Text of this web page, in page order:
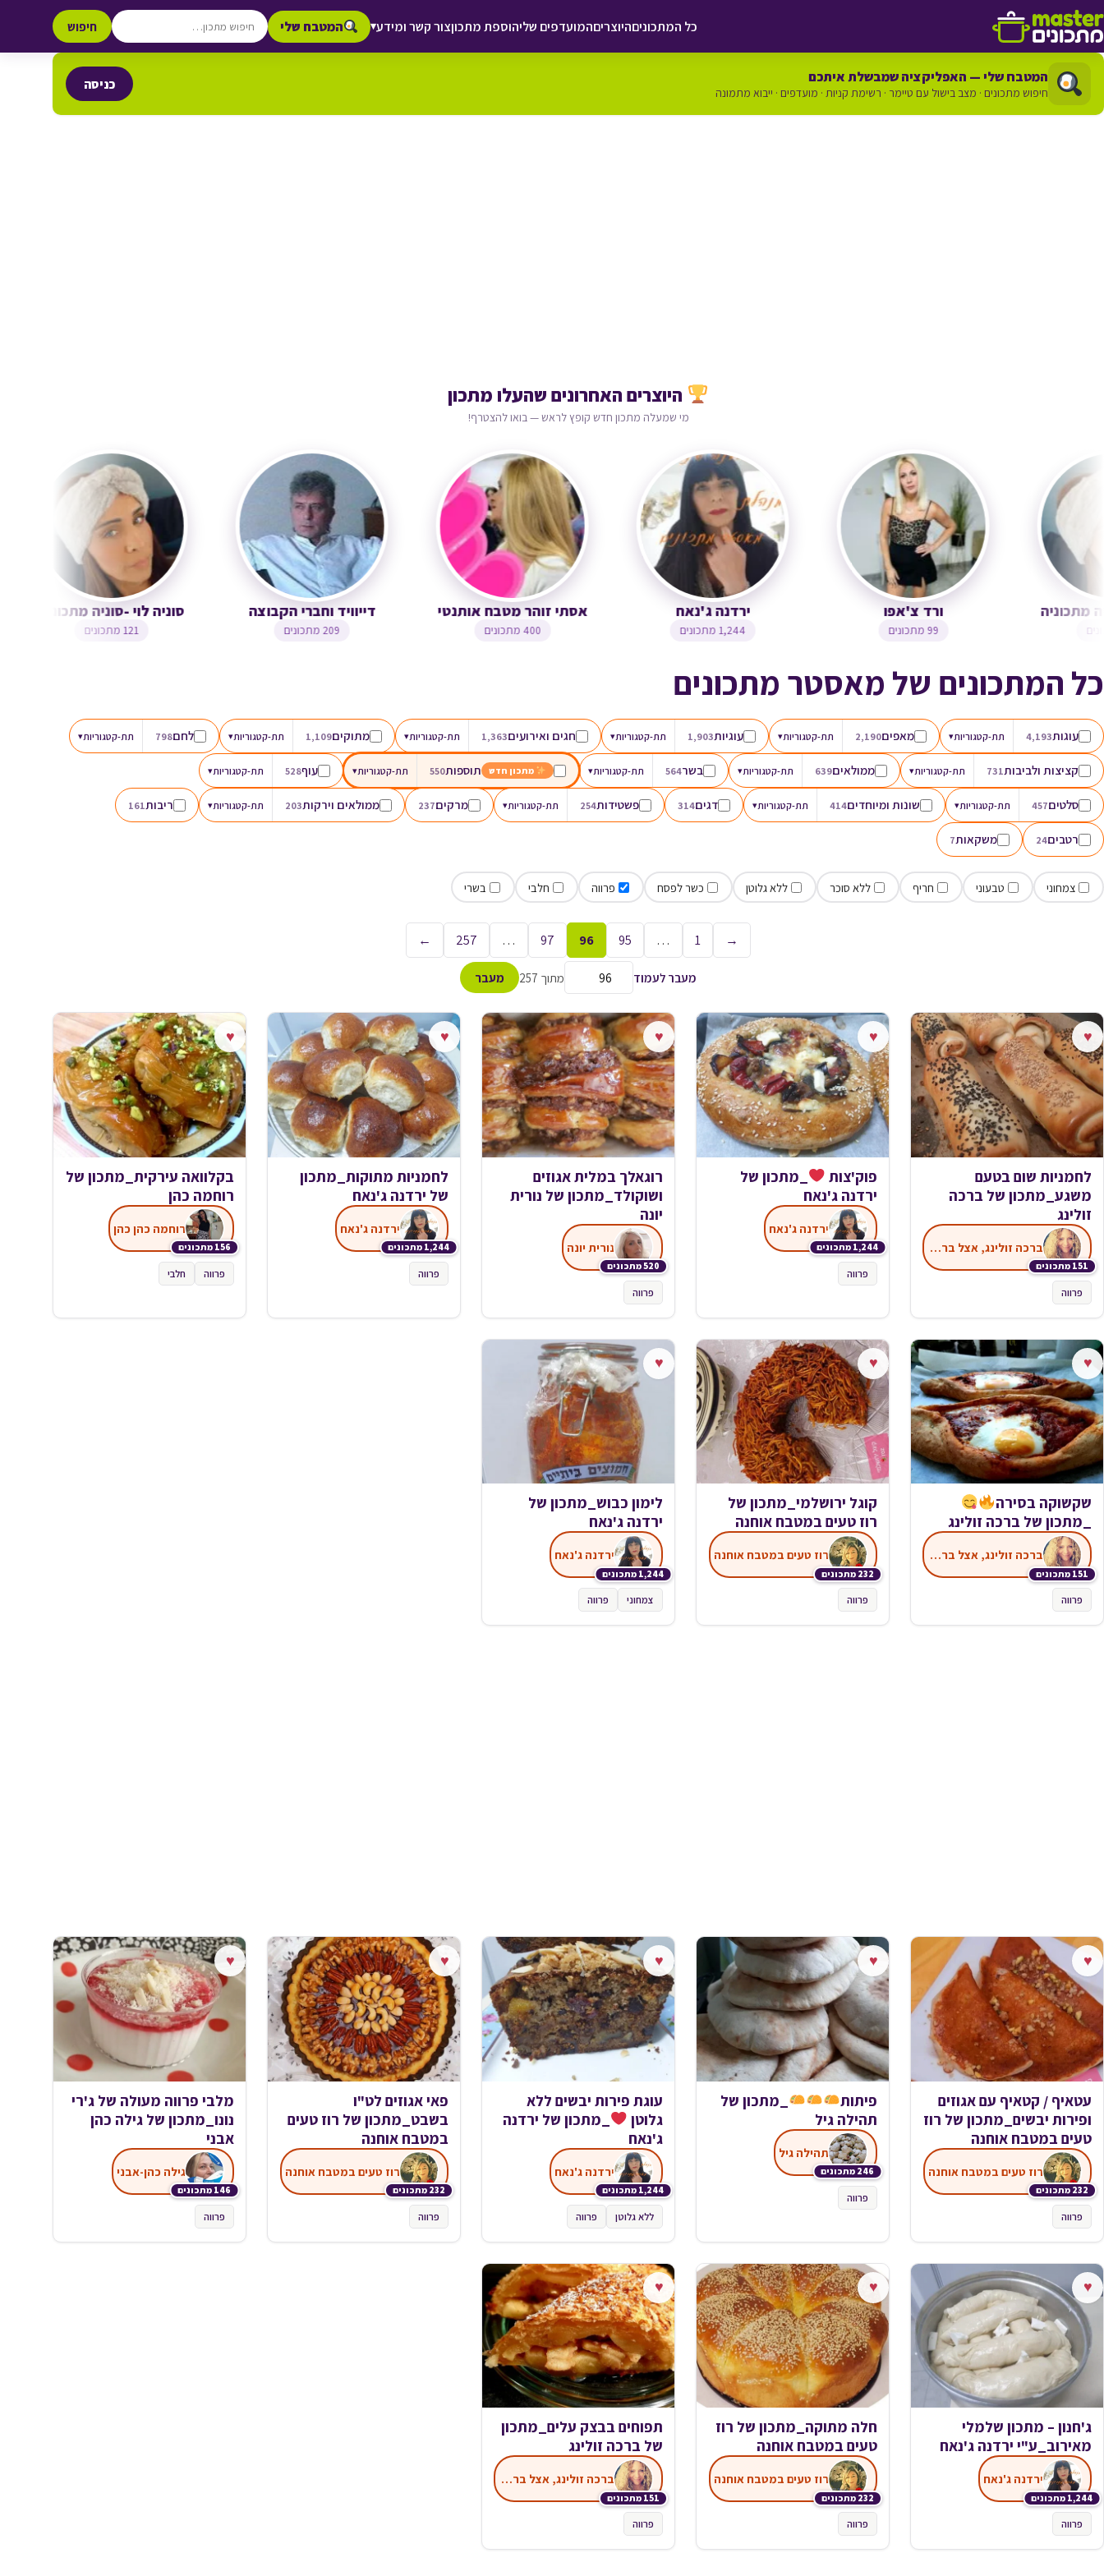
דלג לתוכן
כל המתכוניםהיוצריםהמועדפים שליהוספת מתכוןצור קשר ומידע▾ המטבח שלי חיפוש
המטבח שלי — האפליקציה שמבשלת איתכם
חיפוש מתכונים · מצב בישול עם טיימר · רשימת קניות · מועדפים · ייבוא מתמונה
כניסה
היוצרים האחרונים שהעלו מתכון
מי שמעלה מתכון חדש קופץ לראש — בואו להצטרף!
סוניה לוי -סוניה דייוויד וחברי הקבוצה אסתי זוהר מטבח אותנטי ירדנה ג'נאח
1,244 מתכונים
ורד צ'אפו לוי -סוניה מתכוניה
כל המתכונים של מאסטר מתכונים
עוגות4,193 תת-קטגוריות▾ מאפים2,190 תת-קטגוריות▾ עוגיות1,903 תת-קטגוריות▾ חגים ואירועים1,363 תת-קטגוריות▾ מתוקים1,109 תת-קטגוריות▾ לחם798 תת-קטגוריות▾
קציצות ולביבות731 תת-קטגוריות▾ ממולאים639 תת-קטגוריות▾ בשר564 תת-קטגוריות▾ מתכון חדש תוספות550 תת-קטגוריות▾ עוף528 תת-קטגוריות▾
סלטים457 תת-קטגוריות▾ שונות ומיוחדים414 תת-קטגוריות▾ דגים314 פשטידות254 תת-קטגוריות▾ מרקים237 ממולאים וירקות203 תת-קטגוריות▾ ריבות161
רטבים24 משקאות7
צמחוני טבעוני חריף ללא סוכר ללא גלוטן כשר לפסח פרווה חלבי בשרי
→
1
…
95
96
97
…
257
←
מעבר לעמוד מתוך 257 מעבר
♥
לחמניות שום בטעם
משגע_מתכון של ברכה
זולינג
151 מתכונים
ברכה זולינג, אצל ברכה במטבח
פרווה
♥
פוק'צות
_מתכון של
ירדנה ג'נאח
1,244 מתכונים
ירדנה ג'נאח
פרווה
♥
רוגאלך במלית אגוזים
ושוקולד_מתכון של נורית
יונה
520 מתכונים
נורית יונה
פרווה
♥
לחמניות מתוקות_מתכון
של ירדנה ג'נאח
1,244 מתכונים
ירדנה ג'נאח
פרווה
♥
בקלוואה עירקית_מתכון של
רוחמה כהן
156 מתכונים
רוחמה כהן כהן
פרווה חלבי
♥
שקשוקה בסירה
_מתכון של ברכה זולינג
151 מתכונים
ברכה זולינג, אצל ברכה במטבח
פרווה
♥
קוגל ירושלמי_מתכון של
רוז טעים במטבח אוחנה
232 מתכונים
רוז טעים במטבח אוחנה
פרווה
♥
לימון כבוש_מתכון של
ירדנה ג'נאח
1,244 מתכונים
ירדנה ג'נאח
צמחוני פרווה
♥
עטאיף / קטאיף עם אגוזים
ופירות יבשים_מתכון של רוז
טעים במטבח אוחנה
232 מתכונים
רוז טעים במטבח אוחנה
פרווה
♥
פיתות
_מתכון של
תהילה גיל
246 מתכונים
תהילה גיל
פרווה
♥
עוגת פירות יבשים ללא
גלוטן
_מתכון של ירדנה
ג'נאח
1,244 מתכונים
ירדנה ג'נאח
ללא גלוטן פרווה
♥
פאי אגוזים לט"ו
בשבט_מתכון של רוז טעים
במטבח אוחנה
232 מתכונים
רוז טעים במטבח אוחנה
פרווה
♥
מלבי פרווה מעולה של ג'רי
נונו_מתכון של גילה כהן
אבני
146 מתכונים
גילה כהן-אבני
פרווה
♥
ג'חנון – מתכון שלמלי
מאירוב_ע"י ירדנה ג'נאח
1,244 מתכונים
ירדנה ג'נאח
פרווה
♥
חלה מתוקה_מתכון של רוז
טעים במטבח אוחנה
232 מתכונים
רוז טעים במטבח אוחנה
פרווה
♥
תפוחים בבצק עלים_מתכון
של ברכה זולינג
151 מתכונים
ברכה זולינג, אצל ברכה במטבח
פרווה